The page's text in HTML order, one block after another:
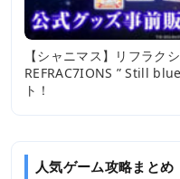
【シャニマス】リフラ
REFRAC7IONS ” Still
ト！
人気ゲーム攻略まとめ